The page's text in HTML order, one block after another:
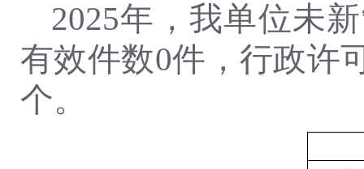
2025年，我单位未
有效件数0件，行政许
个。